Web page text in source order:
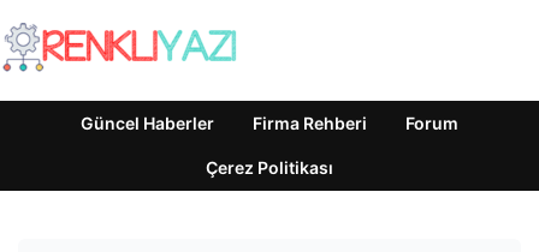
Güncel Haberler Firma Rehberi Forum
Çerez Politikası